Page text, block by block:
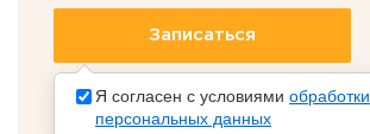
Я согласен с условиями обработки
персональных данных